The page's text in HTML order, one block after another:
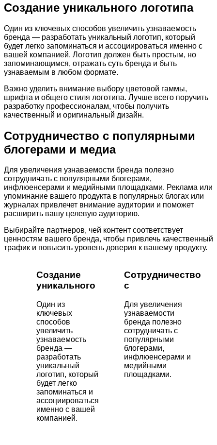
Создание уникального логотипа
Один из ключевых способов увеличить узнаваемость
бренда — разработать уникальный логотип, который
будет легко запоминаться и ассоциироваться именно с
вашей компанией. Логотип должен быть простым, но
запоминающимся, отражать суть бренда и быть
узнаваемым в любом формате.
Важно уделить внимание выбору цветовой гаммы,
шрифта и общего стиля логотипа. Лучше всего поручить
разработку профессионалам, чтобы получить
качественный и оригинальный дизайн.
Сотрудничество с популярными
блогерами и медиа
Для увеличения узнаваемости бренда полезно
сотрудничать с популярными блогерами,
инфлюенсерами и медийными площадками. Реклама или
упоминание вашего продукта в популярных блогах или
журналах привлечет внимание аудитории и поможет
расширить вашу целевую аудиторию.
Выбирайте партнеров, чей контент соответствует
ценностям вашего бренда, чтобы привлечь качественный
трафик и повысить уровень доверия к вашему продукту.
Создание
уникального
Один из
ключевых
способов
увеличить
узнаваемость
бренда —
разработать
уникальный
логотип, который
будет легко
запоминаться и
ассоциироваться
именно с вашей
компанией.
Сотрудничество
с
Для увеличения
узнаваемости
бренда полезно
сотрудничать с
популярными
блогерами,
инфлюенсерами и
медийными
площадками.